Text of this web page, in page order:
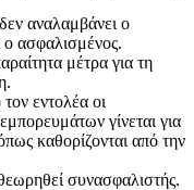
αναλαμβάνει ο
ο ασφαλισμένος.
μέτρα για τη
εντολέα οι
γίνεται για
καθορίζονται από την
συνασφαλιστής.